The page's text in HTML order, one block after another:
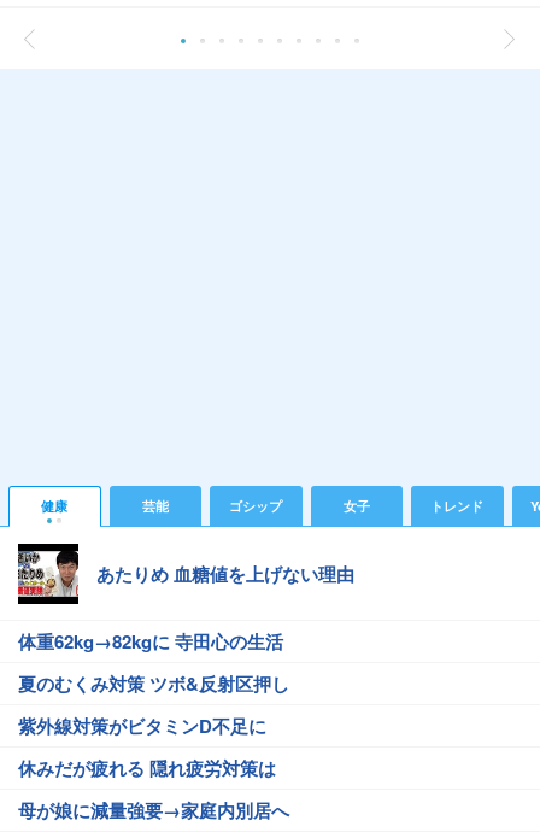
健康 芸能 ゴシップ 女子 トレンド
あたりめ 血糖値を上げない理由
体重62kg→82kgに 寺田心の生活
夏のむくみ対策 ツボ&反射区押し
紫外線対策がビタミンD不足に
休みだが疲れる 隠れ疲労対策は
母が娘に減量強要→家庭内別居へ